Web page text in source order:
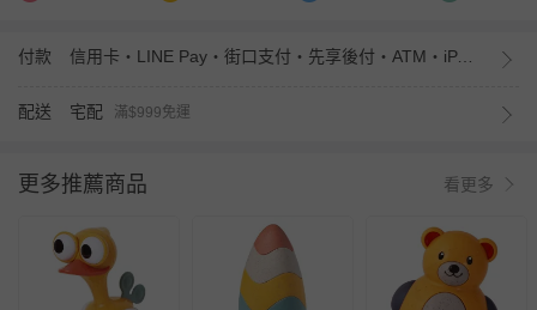
付款 信用卡・LINE Pay・街口支付・先享後付・ATM・iPASS MONEY
配送 宅配 滿$999免運
更多推薦商品 看更多